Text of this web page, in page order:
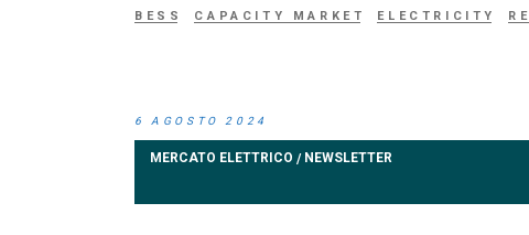
BESS CAPACITY MARKET ELECTRICITY
6 AGOSTO 2024
MERCATO ELETTRICO / NEWSLETTER